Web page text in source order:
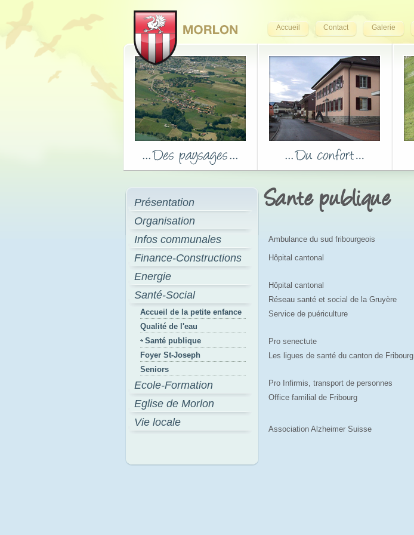
Accueil Contact Galerie
Présentation
Organisation
Infos communales
Finance-Constructions
Energie
Santé-Social
Accueil de la petite enfance
Qualité de l'eau
Santé publique
Foyer St-Joseph
Seniors
Ecole-Formation
Eglise de Morlon
Vie locale
Sante publique
Ambulance du sud fribourgeois
Hôpital cantonal
Hôpital cantonal
Réseau santé et social de la Gruyère
Service de puériculture
Pro senectute
Les ligues de santé du canton de Fribourg
Pro Infirmis, transport de personnes
Office familial de Fribourg
Association Alzheimer Suisse